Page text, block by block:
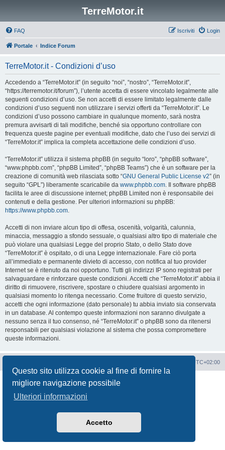
Questo sito utilizza cookie al fine di fornire la
migliore navigazione possibile
Ulteriori informazioni
Accetto
TerreMotor.it
FAQ Login
Iscriviti
Portale Indice Forum
TerreMotor.it - Condizioni d’uso
Accedendo a “TerreMotor.it” (in seguito “noi”, “nostro”, “TerreMotor.it”,
“https://terremotor.it/forum”), l’utente accetta di essere vincolato legalmente alle
seguenti condizioni d’uso. Se non accetti di essere limitato legalmente dalle
condizioni d’uso seguenti non utilizzare i servizi offerti da “TerreMotor.it”. Le
condizioni d’uso possono cambiare in qualunque momento, sarà nostra
premura avvisarti di tali modifiche, benché sia opportuno controllare con
frequenza queste pagine per eventuali modifiche, dato che l’uso dei servizi di
“TerreMotor.it” implica la completa accettazione delle condizioni d’uso.
“TerreMotor.it” utilizza il sistema phpBB (in seguito “loro”, “phpBB software”,
“www.phpbb.com”, “phpBB Limited”, “phpBB Teams”) che è un software per la
creazione di comunità web rilasciata sotto “GNU General Public License v2” (in
seguito “GPL”) liberamente scaricabile da www.phpbb.com. Il software phpBB
facilita le aree di discussione internet; phpBB Limited non è responsabile dei
contenuti e della gestione. Per ulteriori informazioni su phpBB:
https://www.phpbb.com.
Accetti di non inviare alcun tipo di offesa, oscenità, volgarità, calunnia,
minaccia, messaggio a sfondo sessuale, o qualsiasi altro tipo di materiale che
può violare una qualsiasi Legge del proprio Stato, o dello Stato dove
“TerreMotor.it” è ospitato, o di una Legge internazionale. Fare ciò porta
all’immediato e permanente divieto di accesso, con notifica al tuo provider
Internet se è ritenuto da noi opportuno. Tutti gli indirizzi IP sono registrati per
salvaguardare e rinforzare queste condizioni. Accetti che “TerreMotor.it” abbia il
diritto di rimuovere, riscrivere, spostare o chiudere qualsiasi argomento in
qualsiasi momento lo ritenga necessario. Come fruitore di questo servizio,
accetti che ogni informazione (dato personale) tu abbia inviato sia conservata
in un database. Al contempo queste informazioni non saranno divulgate a
nessuno senza il tuo consenso, né “TerreMotor.it” o phpBB sono da ritenersi
responsabili per qualsiasi violazione al sistema che possa compromettere
queste informazioni.
UTC+02:00
Creato da
® Forum Software © phpBB Limited
Traduzione Italiana